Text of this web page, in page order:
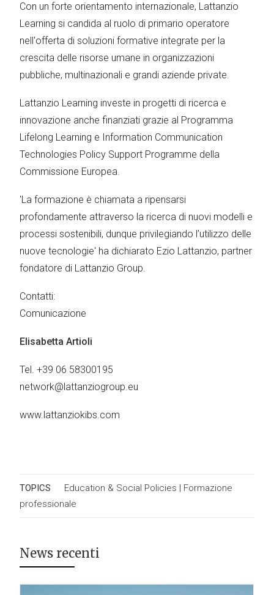
Con un forte orientamento internazionale, Lattanzio
Learning si candida al ruolo di primario operatore
nell'offerta di soluzioni formative integrate per la
crescita delle risorse umane in organizzazioni
pubbliche, multinazionali e grandi aziende private.
Lattanzio Learning investe in progetti di ricerca e
innovazione anche finanziati grazie al Programma
Lifelong Learning e Information Communication
Technologies Policy Support Programme della
Commissione Europea.
'La formazione è chiamata a ripensarsi
profondamente attraverso la ricerca di nuovi modelli e
processi sostenibili, dunque privilegiando l’utilizzo delle
nuove tecnologie' ha dichiarato Ezio Lattanzio, partner
fondatore di Lattanzio Group.
Contatti:
Comunicazione
Elisabetta Artioli
Tel. +39 06 58300195
network@lattanziogroup.eu
www.lattanziokibs.com
TOPICS Education & Social Policies | Formazione
professionale
News recenti